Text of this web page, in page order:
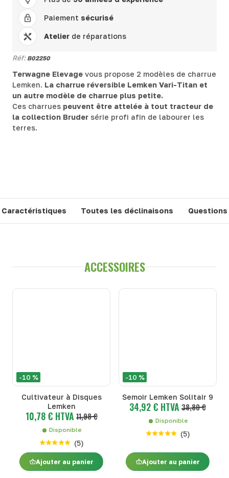
Paiement sécurisé
Atelier de réparations
Réf: B02250
Terwagne Elevage vous propose 2 modèles de charrue
Lemken. La charrue réversible Lemken Vari-Titan et
un autre modèle de charrue plus petite.
Ces charrues peuvent être attelée à tout tracteur de
la collection Bruder série profi afin de labourer les
terres.
Caractéristiques Toutes les déclinaisons
ACCESSOIRES
-10 %
Cultivateur à Disques
Lemken
10,78 € HTVA 11,98 €
Disponible
(5)
Ajouter au panier
-10 %
Semoir Lemken Solitair 9
34,92 € HTVA 38,80 €
Disponible
(5)
Ajouter au panier